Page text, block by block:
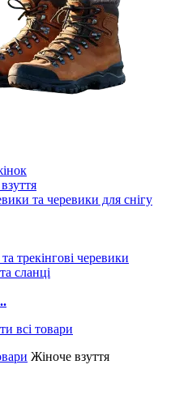
та черевики для снігу
трекінгові черевики
сланці
Жіноче взуття